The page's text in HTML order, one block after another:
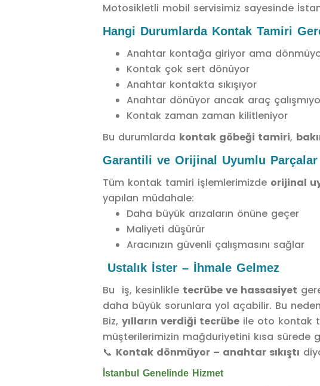
Motosikletli mobil servisimiz sayesinde
Hangi Durumlarda Kontak Tamiri
Anahtar kontağa giriyor ama
Kontak çok sert dönüyor
Anahtar kontakta sıkışıyor
Anahtar dönüyor ancak araç
Kontak zaman zaman kilitleniyor
Bu durumlarda kontak göbeği tamiri,
Garantili ve Orijinal Uyumlu Parçalar
Tüm kontak tamiri işlemlerimizde orijinal
yapılan müdahale:
Daha büyük arızaların önüne geçer
Maliyeti düşürür
Aracınızın güvenli çalışmasını sağlar
Ustalık İster – İhmale Gelmez
Bu iş, kesinlikle tecrübe ve hassasiyet
daha büyük sorunlara yol açabilir. Bu
Biz, yılların verdiği tecrübe ile oto kontak
müşterilerimizin mağduriyetini kısa sürede
📞 Kontak dönmüyor – anahtar sıkıştı
İstanbul Genelinde Hizmet